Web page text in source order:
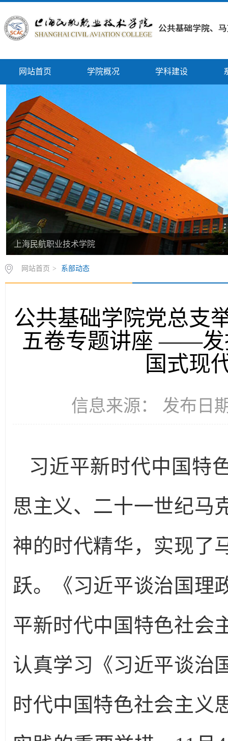
网站首页 学院概况 学科建设
上海民航职业技术学院
网站首页 > 系部动态
公共基础学院党总支
五卷专题讲座 ——发
国式现
信息来源： 发布日
习近平新时代中国特
思主义、二十一世纪马
神的时代精华，实现了
跃。《习近平谈治国理
平新时代中国特色社会
认真学习《习近平谈治
时代中国特色社会主义